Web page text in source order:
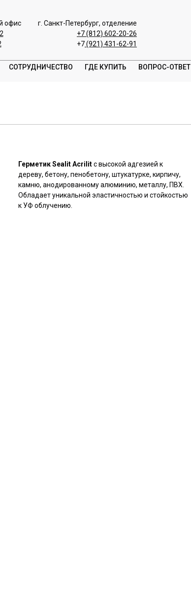
офис
г. Санкт-Петербург, отделение
+7 (812) 602-20-26
+7(921) 431-62-91
СОТРУДНИЧЕСТВО ГДЕ КУПИТЬ ВОПРОС-ОТВЕТ
Герметик Sealit Acrilitс высокой адгезией к
дереву, бетону, пенобетону, штукатурке, кирпичу,
камню, анодированному алюминию, металлу, ПВХ.
Обладает уникальной эластичностью и стойкостью
к УФ облучению.